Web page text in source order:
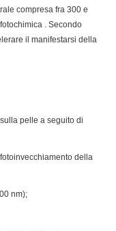
compresa fra 300 e
. Secondo
il manifestarsi della
pelle a seguito di
della
nm);